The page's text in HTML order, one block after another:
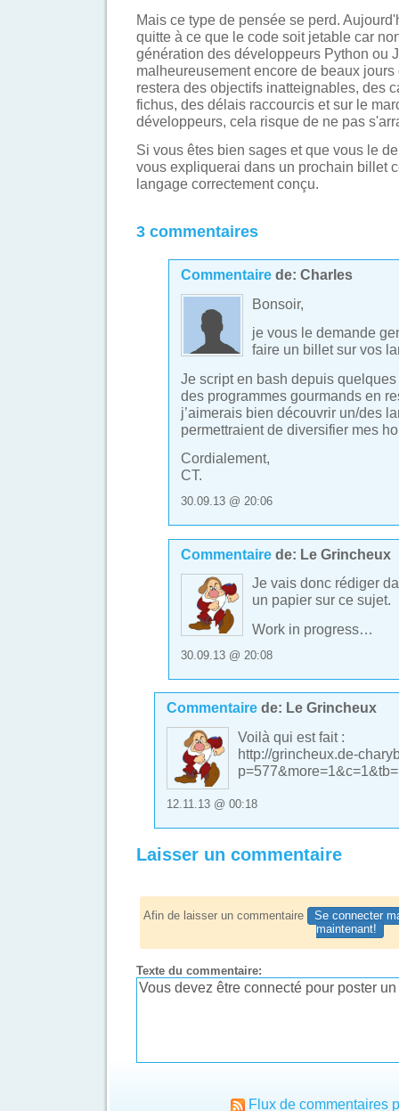
Mais ce type de pensée se perd.
quitte à ce que le code soit jetable car
génération des développeurs Python ou
malheureusement encore de beaux
restera des objectifs inatteignables, des
fichus, des délais raccourcis et sur le
développeurs, cela risque de ne pas
Si vous êtes bien sages et que vous le
vous expliquerai dans un prochain billet
langage correctement conçu.
3 commentaires
Commentairede: Charles
Bonsoir,
je vous le demande
faire un billet sur vos
Je script en bash depuis
des programmes gourmands en
j’aimerais bien découvrir un/des
permettraient de diversifier mes
Cordialement,
CT.
30.09.13 @ 20:06
Commentairede: Le Grincheux
Je vais donc rédiger
un papier sur ce sujet.
Work in progress…
30.09.13 @ 20:08
Commentaire de: Le Grincheux
Voilà qui est fait :
http://grincheux.de-
12.11.13 @ 00:18
Laisser un commentaire
Afin de laisser un commentaire
Se connecter
maintenant!
Texte du commentaire:
Flux de commentaires